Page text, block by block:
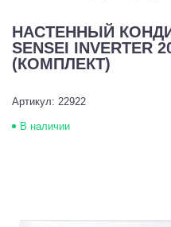
НАСТЕННЫЙ
SENSEI INVERTER
(КОМПЛЕКТ)
Артикул: 22922
В наличии